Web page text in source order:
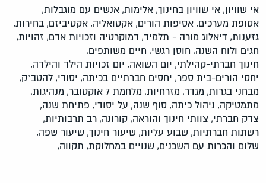
אי שוויון, אי שוויון בחינוך, אלימות, אנשים עם מוגבלות,
אסופת מערכים, אסיפות הורים, אקטואליה, אקטיביזם, בחירות,
גזענות, דיאלוג מורה - תלמיד, דמוקרטיה וזכויות אדם, זהויות,
חגים ולוח השנה, חוסן רגשי, חיים משותפים,
חינוך חברתי-קהילתי, יום השואה, יום זכויות הילד והילדה,
יחסי הורים-בית ספר, יחסים חברתיים בכיתה, יסודי, להטב"ק,
מבחני בגרות, מגדר, מזרחיות, מלחמת 7 אוקטובר,
מנהיגות,
מתמטיקה, ניהול כיתה, סוף שנה, על יסודי, פתיחת שנה,
צדק חברתי, צוותי חינוך והוראה, קורונה, רב תרבותיות,
רשתות חברתיות, שבוע עליות, שיעור חינוך, שיעור שפה,
שלום והכרות עם השכנים, שנויים במחלוקת, תקווה,